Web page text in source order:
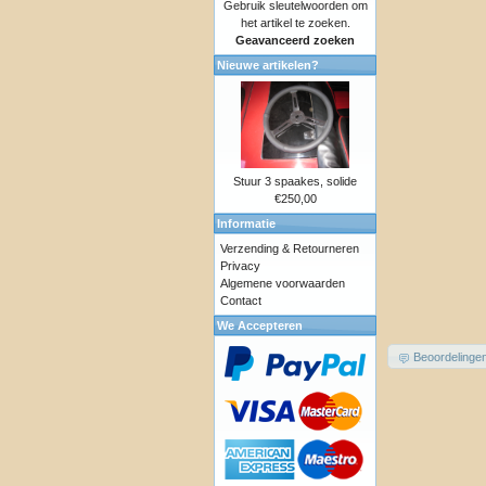
Gebruik sleutelwoorden om
het artikel te zoeken.
Geavanceerd zoeken
Nieuwe artikelen?
Stuur 3 spaakes, solide
€250,00
Informatie
Verzending & Retourneren
Privacy
Algemene voorwaarden
Contact
We Accepteren